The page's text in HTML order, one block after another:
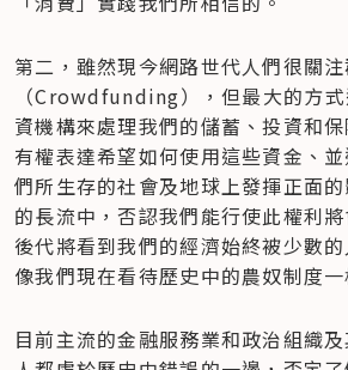
第二，雖然現今網路世代人們很關
（Crowdfunding），但最大的方
資機構來處理我們的儲蓄、投資和
有權表達希望如何使用這些資金、
們所生存的社會及地球上發揮正面
的長流中，否認我們能行使此權利將
後代將看到我們的經濟始終被少數
像我們現在看待歷史中的農奴制度一
目前主流的金融服務業和政治組織